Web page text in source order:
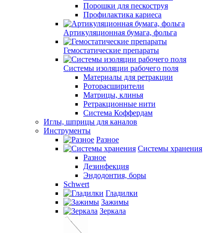
Порошки для пескоструя
Профилактика кариеса
Артикуляционная бумага, фольга
Гемостатические препараты
Системы изоляции рабочего поля
Материалы для ретракции
Роторасширители
Матрицы, клинья
Ретракционные нити
Система Коффердам
Иглы, шприцы для каналов
Инструменты
Разное
Системы хранения
Разное
Дезинфекция
Эндодонтия, боры
Schwert
Гладилки
Зажимы
Зеркала